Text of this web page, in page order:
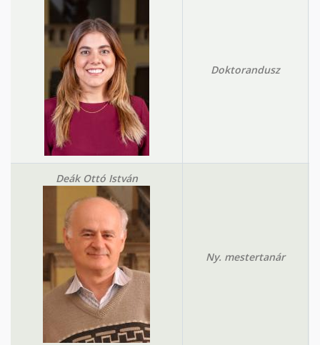
Doktorandusz
Deák Ottó István
Ny. mestertanár